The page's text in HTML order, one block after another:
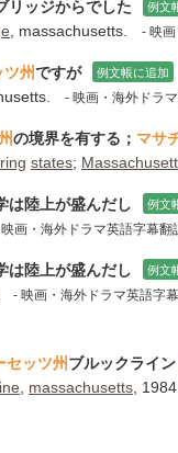
リッジからでした 例文
, massachusetts. - 映
州ですが 例文帳に追加
- 映画・海外ドラ
の境界を有する； マサ
states;
は陸上が盛んだし 例文
画・海外ドラマ英語字幕翻
は陸上が盛んだし 例文
- 映画・海外ドラマ英語字
セッツ州ブルックライン
massachusetts , 1984.